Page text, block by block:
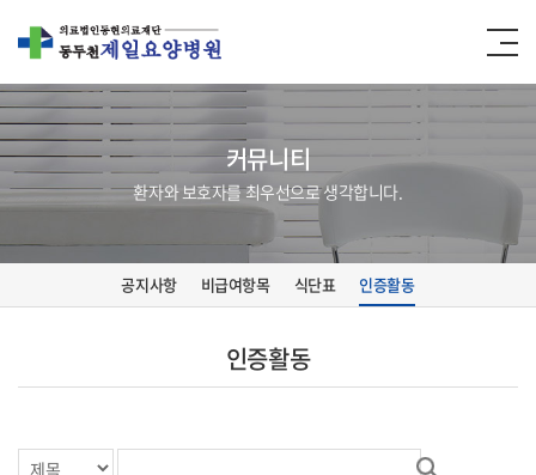
커뮤니티
환자와 보호자를 최우선으로 생각합니다.
공지사항 비급여항목 식단표 인증활동
인증활동